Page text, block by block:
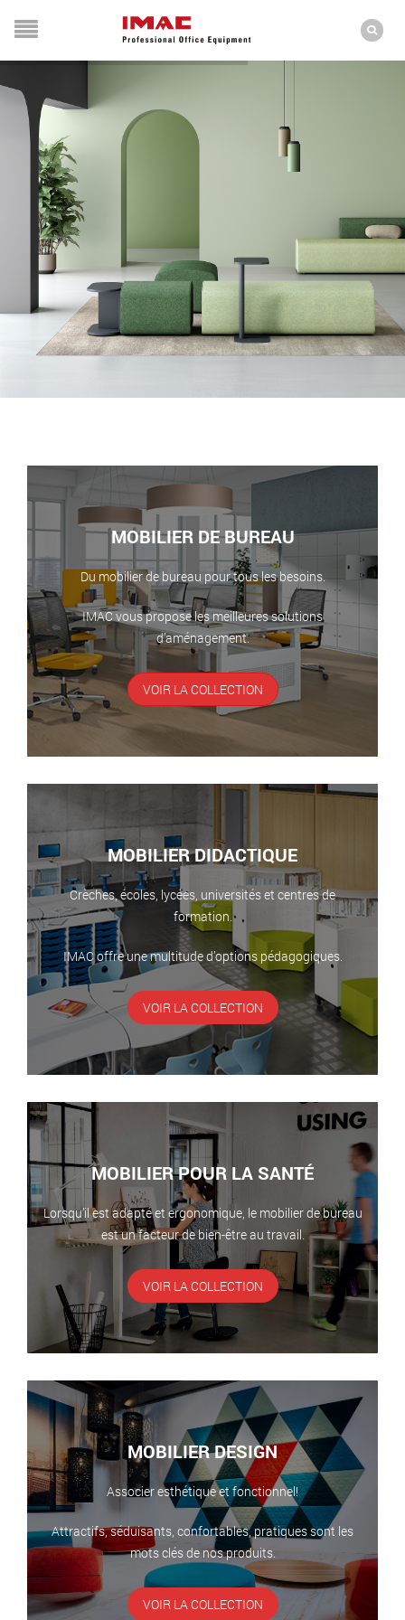
MOBILIER DE BUREAU
Du mobilier de bureau pour tous les besoins.
IMAC vous propose les meilleures solutions
d’aménagement.
VOIR LA COLLECTION
MOBILIER DIDACTIQUE
Crèches, écoles, lycées, universités et centres de
formation.
IMAC offre une multitude d’options pédagogiques.
VOIR LA COLLECTION
MOBILIER POUR LA SANTÉ
Lorsqu’il est adapté et ergonomique, le mobilier de bureau
est un facteur de bien-être au travail.
VOIR LA COLLECTION
MOBILIER DESIGN
Associer esthétique et fonctionnel!
Attractifs, séduisants, confortables, pratiques sont les
mots clés de nos produits.
VOIR LA COLLECTION